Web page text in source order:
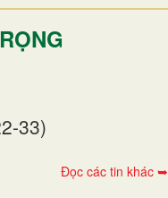
33)
Đọc các tin khác ➥